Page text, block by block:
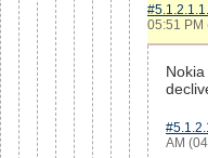
05:51 PM
AM